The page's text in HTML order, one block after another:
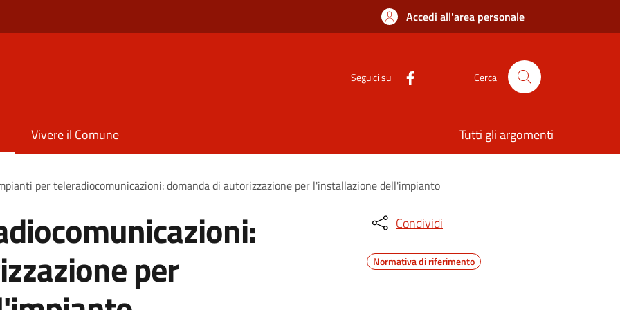
Accedi all'area personale
Seguici su Cerca
Vivere il Comune Tutti gli argomenti
per teleradiocomunicazioni: domanda di autorizzazione per l'installazione dell'impianto
per
Condividi
Normativa di riferimento